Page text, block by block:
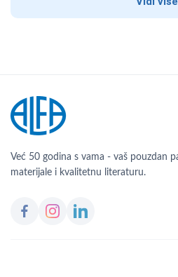
Već 50 godina s vama - vaš pouzdan
materijale i kvalitetnu literaturu.